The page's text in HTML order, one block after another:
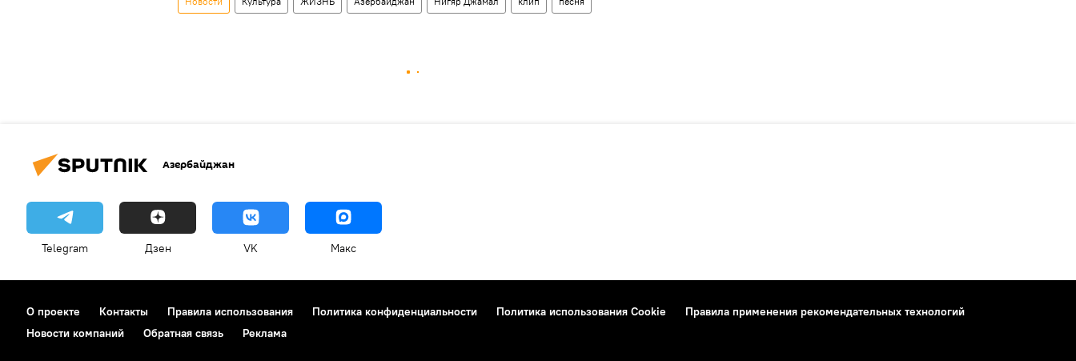
Азербайджан
Telegram Дзен VK Макс
О проекте Контакты Правила использования Политика конфиденциальности Политика использования Cookie
Правила применения рекомендательных технологий
Новости компаний
Обратная связь Реклама